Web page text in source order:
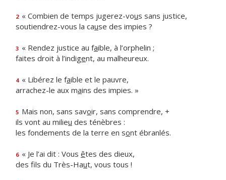
2 « Combien de temps jugerez-vous sans justice,
soutiendrez-vous la cause des impies ?
3 « Rendez justice au faible, à l’orphelin ;
faites droit à l’indigent, au malheureux.
4 « Libérez le faible et le pauvre,
arrachez-le aux mains des impies. »
5 Mais non, sans savoir, sans comprendre, +
ils vont au milieu des ténèbres :
les fondements de la terre en sont ébranlés.
6 « Je l’ai dit : Vous êtes des dieux,
des fils du Très-Haut, vous tous !